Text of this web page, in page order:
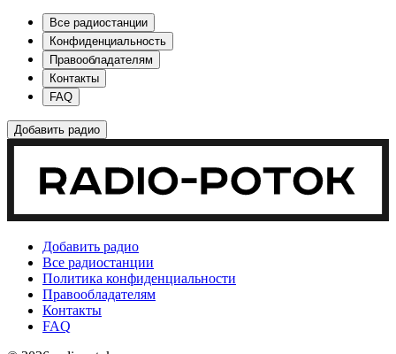
Все радиостанции
Конфиденциальность
Правообладателям
Контакты
FAQ
Добавить радио
Добавить радио
Все радиостанции
Политика конфиденциальности
Правообладателям
Контакты
FAQ